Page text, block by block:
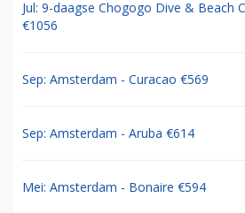
Jul: 9-daagse Chogogo Dive & Beach
€1056
Sep: Amsterdam - Curacao €569
Sep: Amsterdam - Aruba €614
Mei: Amsterdam - Bonaire €594